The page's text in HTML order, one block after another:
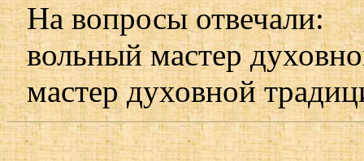
На вопросы отвечали:
вольный мастер
мастер духовной